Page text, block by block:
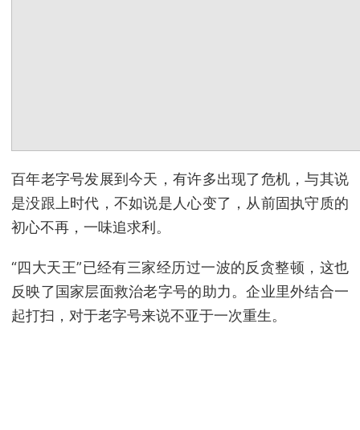
百年老字号发展到今天，有许多出现了危机，与其说
是没跟上时代，不如说是人心变了，从前固执守质的
初心不再，一味追求利。
“四大天王”已经有三家经历过一波的反贪整顿，这也
反映了国家层面救治老字号的助力。企业里外结合一
起打扫，对于老字号来说不亚于一次重生。